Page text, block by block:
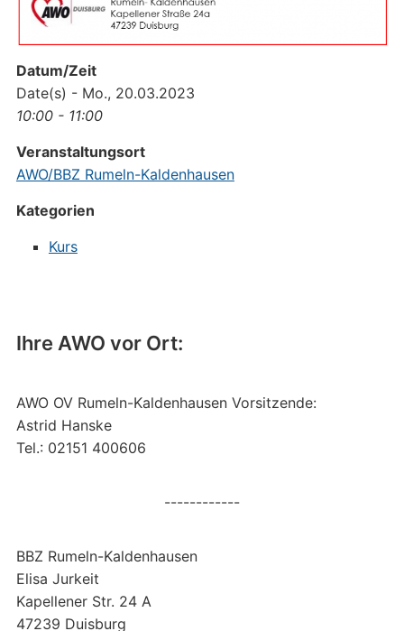
Ihre AWO vor Ort:
AWO OV Rumeln-Kaldenhausen Vorsitzende:
Astrid Hanske
Tel.: 02151 400606
------------
BBZ Rumeln-Kaldenhausen
Elisa Jurkeit
Kapellener Str. 24 A
47239 Duisburg
Datum/Zeit
Date(s) - Mo., 20.03.2023
10:00 - 11:00
Veranstaltungsort
AWO/BBZ Rumeln-Kaldenhausen
Kategorien
Kurs